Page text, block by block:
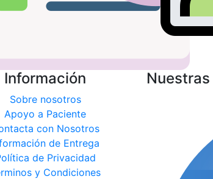
Información
Sobre nosotros
Apoyo a Paciente
con Nosotros
de Entrega
de Privacidad
y Condiciones